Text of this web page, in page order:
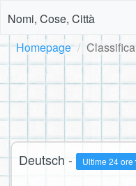
Nomi, Cose, Città
Homepage Classifica
Deutsch - Ultime 24 ore